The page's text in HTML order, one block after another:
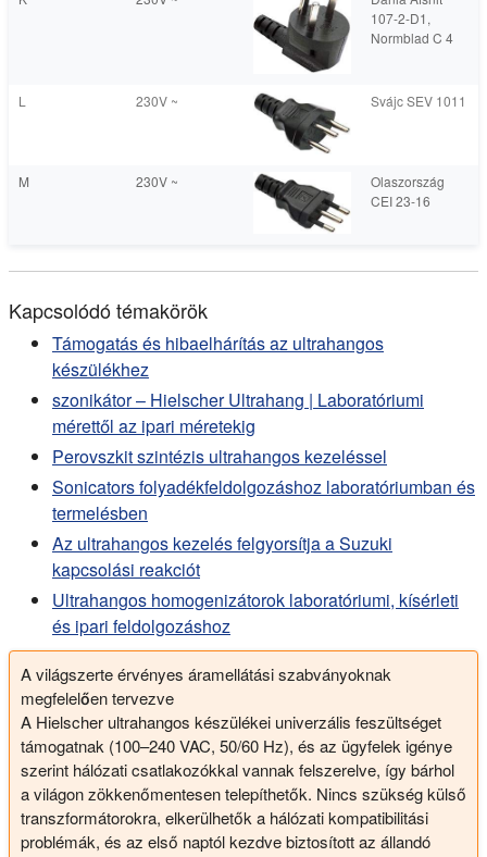
107-2-D1,
Normblad C 4
L 230V ~ Svájc SEV 1011
M 230V ~
Olaszország
CEI 23-16
Kapcsolódó témakörök
Támogatás és hibaelhárítás az ultrahangos
készülékhez
szonikátor – Hielscher Ultrahang | Laboratóriumi
mérettől az ipari méretekig
Perovszkit szintézis ultrahangos kezeléssel
Sonicators folyadékfeldolgozáshoz laboratóriumban és
termelésben
Az ultrahangos kezelés felgyorsítja a Suzuki
kapcsolási reakciót
Ultrahangos homogenizátorok laboratóriumi, kísérleti
és ipari feldolgozáshoz
A világszerte érvényes áramellátási szabványoknak
megfelelően tervezve
A Hielscher ultrahangos készülékei univerzális feszültséget
támogatnak (100–240 VAC, 50/60 Hz), és az ügyfelek igénye
szerint hálózati csatlakozókkal vannak felszerelve, így bárhol
a világon zökkenőmentesen telepíthetők. Nincs szükség külső
transzformátorokra, elkerülhetők a hálózati kompatibilitási
problémák, és az első naptól kezdve biztosított az állandó